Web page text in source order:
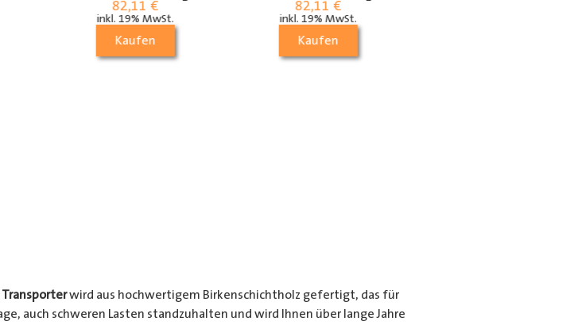
82,11 €
inkl. 19% MwSt.
Kaufen
82,11 €
inkl. 19% MwSt.
Kaufen
Transporterwird aus hochwertigem Birkenschichtholz gefertigt, das für
auch schweren Lasten standzuhalten und wird Ihnen über lange Jahre